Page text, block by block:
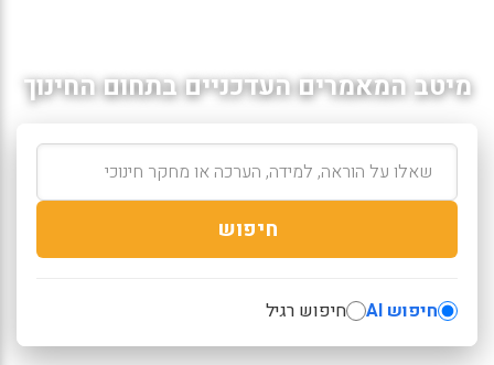
מיטב המאמרים העדכניים בתחום החינוך
חיפוש
חיפוש AI חיפוש רגיל